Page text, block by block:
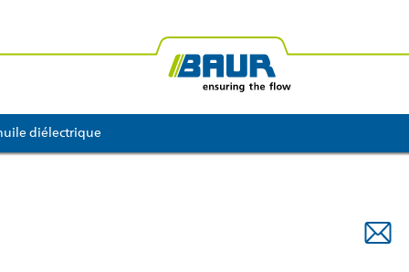
diélectrique
du Sud BAUR Océanie